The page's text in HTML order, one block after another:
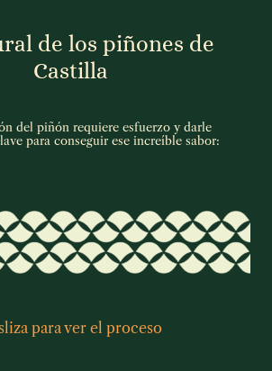
de los piñones de
Castilla
del piñón requiere esfuerzo y darle
para conseguir ese increíble sabor:
para ver el proceso